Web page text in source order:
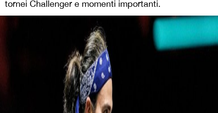
tornei Challenger e momenti importanti.